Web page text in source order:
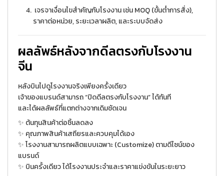
เจรจาเงื่อนไขสำคัญกับโรงงาน เช่น MOQ (ขั้นต่ำการสั่ง),
ราคาต่อหน่วย, ระยะเวลาผลิต, และระบบจัดส่ง
ผลลัพธ์หลังจากดีลตรงกับโรงงาน
จีน
หลังบินไปดูโรงงานจริงเพียงครั้งเดียว
เจ้าของแบรนด์สามารถ “ปิดดีลตรงกับโรงงาน” ได้ทันที
และได้ผลลัพธ์ที่แตกต่างจากเดิมชัดเจน
✨ ต้นทุนสินค้าต่อชิ้นลดลง
✨ คุณภาพสินค้าเสถียรและควบคุมได้เอง
✨ โรงงานสามารถผลิตแบบเฉพาะ (Customize) ตามดีไซน์ของ
แบรนด์
✨ บินครั้งเดียว ได้โรงงานประจำและราคาแข่งขันในระยะยาว